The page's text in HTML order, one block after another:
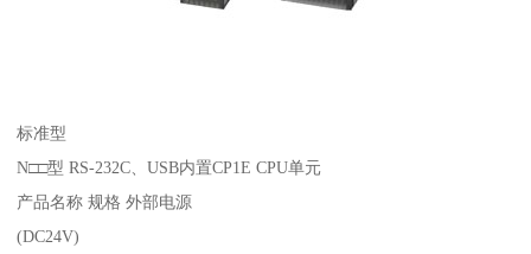
标准型
N□□型 RS-232C、USB内置CP1E CPU单元
产品名称 规格 外部电源
(DC24V)